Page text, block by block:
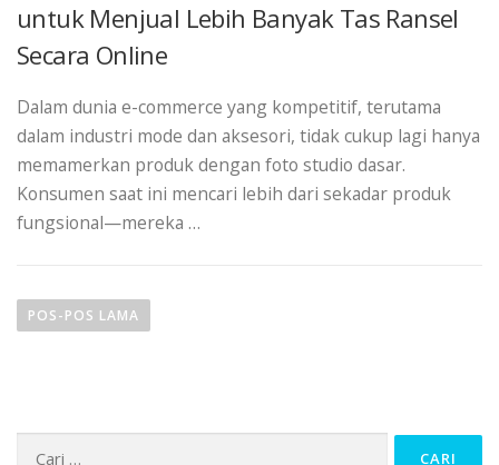
untuk Menjual Lebih Banyak Tas Ransel
Secara Online
Dalam dunia e-commerce yang kompetitif, terutama
dalam industri mode dan aksesori, tidak cukup lagi hanya
memamerkan produk dengan foto studio dasar.
Konsumen saat ini mencari lebih dari sekadar produk
fungsional—mereka …
a
g
POS-POS LAMA